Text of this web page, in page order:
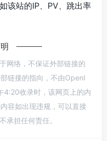
该站的IP、PV、跳出率
网络，不保证外部链接的
链接的指向，不由OpenI
4:20收录时，该网页上的内
容如出现违规，可以直接
承担任何责任。